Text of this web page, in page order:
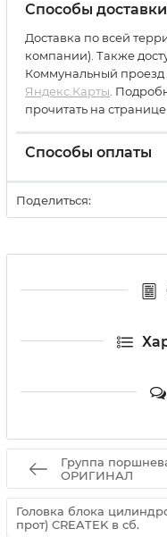
Способы доставки
Доставка по всей
компании). Также
Коммунальный
Яндекс.Карты .
прочитать на
Способы оплаты
Поделиться:
Группа
ОРИГИНАЛ
Головка блока
прот) CREATEK в сб.